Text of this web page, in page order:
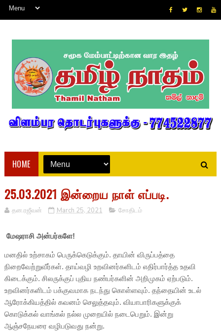
HOME
25.03.2021 இன்றைய நாள் எப்படி.
தன.ரஜீவன் March 25, 2021 சோதிடம்
மேஷராசி அன்பர்களே!
மனதில் உற்சாகம் பெருக்கெடுக்கும். தாயின் விருப்பத்தை
நிறைவேற்றுவீர்கள். தாய்வழி உறவினர்களிடம் எதிர்பார்த்த உதவி
கிடைக்கும். சிலருக்குப் புதிய நண்பர்களின் அறிமுகம் ஏற்படும்.
உறவினர்களிடம் பக்குவமாக நடந்து கொள்ளவும். தந்தையின் உடல்
ஆரோக்கியத்தில் கவனம் செலுத்தவும். வியாபாரிகளுக்குக்
கொடுக்கல் வாங்கல் நல்ல முறையில் நடைபெறும். இன்று
ஆஞ்சநேயரை வழிபடுவது நன்று.